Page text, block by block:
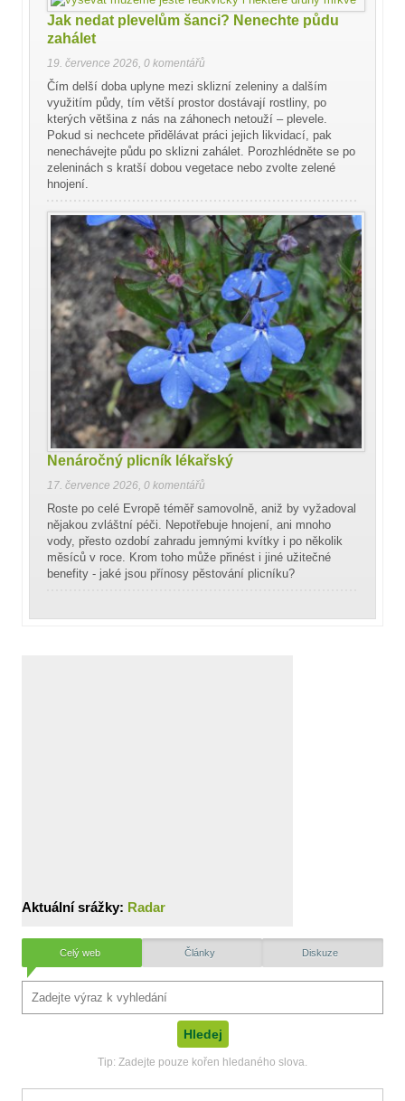
Jak nedat plevelům šanci? Nenechte půdu
zahálet
19. července 2026, 0 komentářů
Čím delší doba uplyne mezi sklizní zeleniny a dalším
využitím půdy, tím větší prostor dostávají rostliny, po
kterých většina z nás na záhonech netouží – plevele.
Pokud si nechcete přidělávat práci jejich likvidací, pak
nenechávejte půdu po sklizni zahálet. Porozhlédněte se po
zeleninách s kratší dobou vegetace nebo zvolte zelené
hnojení.
Nenáročný plicník lékařský
17. července 2026, 0 komentářů
Roste po celé Evropě téměř samovolně, aniž by vyžadoval
nějakou zvláštní péči. Nepotřebuje hnojení, ani mnoho
vody, přesto ozdobí zahradu jemnými kvítky i po několik
měsíců v roce. Krom toho může přinést i jiné užitečné
benefity - jaké jsou přínosy pěstování plicníku?
Aktuální srážky: Radar
Celý web Články Diskuze
Tip: Zadejte pouze kořen hledaného slova.